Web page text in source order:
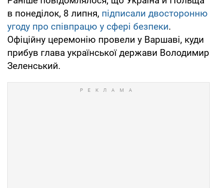
в понеділок, 8 липня, підписали двосторонню
угоду про співпрацю у сфері безпеки.
Офіційну церемонію провели у Варшаві, куди
прибув глава української держави Володимир
Зеленський.